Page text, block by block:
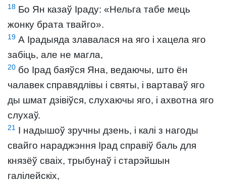
18 Бо Ян казаў Іраду: «Нельга табе мець
жонку брата твайго».
19 А Ірадыяда злавалася на яго і хацела яго
забіць, але не магла,
20 бо Ірад баяўся Яна, ведаючы, што ён
чалавек справядлівы і святы, і вартаваў яго
ды шмат дзівіўся, слухаючы яго, і ахвотна яго
слухаў.
21 І надышоў зручны дзень, і калі з нагоды
свайго нараджэння Ірад справіў баль для
князёў сваіх, трыбунаў і старэйшын
галілейскіх,